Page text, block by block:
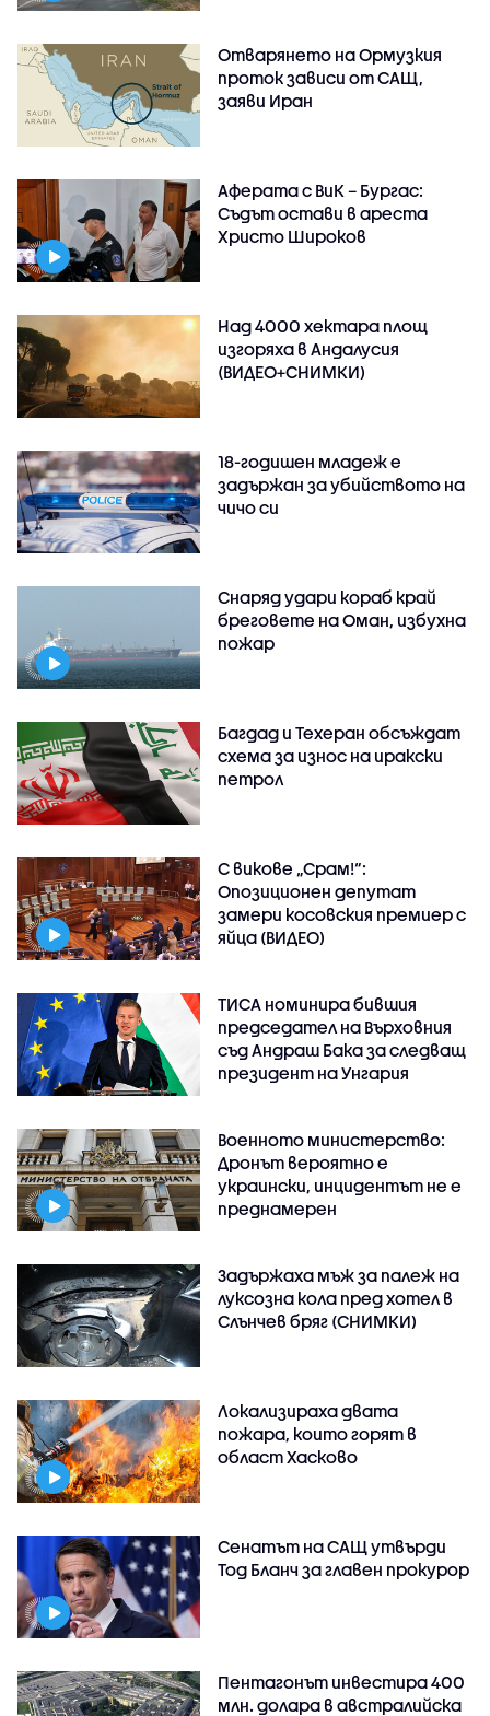
Отварянето на Ормузкия
проток зависи от САЩ,
заяви Иран
Аферата с ВиК – Бургас:
Съдът остави в ареста
Христо Широков
Над 4000 хектара площ
изгоряха в Андалусия
(ВИДЕО+СНИМКИ)
18-годишен младеж е
задържан за убийството на
чичо си
Снаряд удари кораб край
бреговете на Оман, избухна
пожар
Багдад и Техеран обсъждат
схема за износ на иракски
петрол
С викове „Срам!“:
Опозиционен депутат
замери косовския премиер с
яйца (ВИДЕО)
ТИСА номинира бившия
председател на Върховния
съд Андраш Бака за следващ
президент на Унгария
Военното министерство:
Дронът вероятно е
украински, инцидентът не е
преднамерен
Задържаха мъж за палеж на
луксозна кола пред хотел в
Слънчев бряг (СНИМКИ)
Локализираха двата
пожара, които горят в
област Хасково
Сенатът на САЩ утвърди
Тод Бланч за главен прокурор
Пентагонът инвестира 400
млн. долара в австралийска